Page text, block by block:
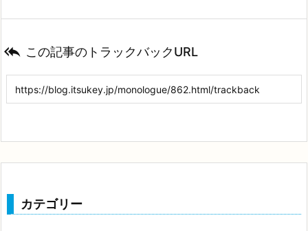
 この記事のトラックバックURL
カテゴリー